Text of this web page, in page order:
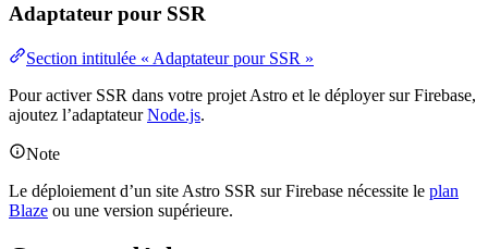
Adaptateur pour SSR
Section intitulée « Adaptateur pour SSR »
Pour activer SSR dans votre projet Astro et le déployer sur Firebase,
ajoutez l’adaptateurNode.js.
Note
Le déploiement d’un site Astro SSR sur Firebase nécessite le plan
Blaze ou une version supérieure.